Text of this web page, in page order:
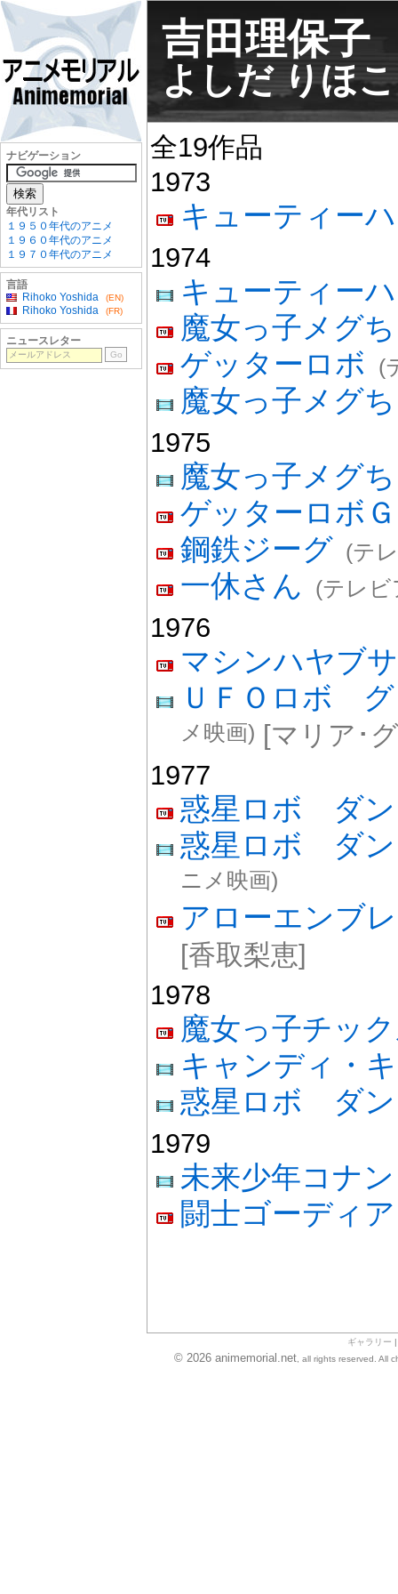
吉田理保子
よしだ りほこ
全19作品
1973
キューティー
1974
キューティー
魔女っ子メグ
ゲッターロボ
(
魔女っ子メグ
1975
魔女っ子メグ
ゲッターロボＧ
鋼鉄ジーグ (テ
一休さん (テレ
1976
マシンハヤブサ
ＵＦＯロボ
メ映画) [マリア･
1977
惑星ロボ ダン
惑星ロボ ダン
ニメ映画)
アローエンブ
[香取梨恵]
1978
魔女っ子チッ
キャンディ・
惑星ロボ ダ
1979
未来少年コナン
闘士ゴーディ
ギャラリー
ナビゲーション
年代リスト
１９５０年代のアニメ
１９６０年代のアニメ
１９７０年代のアニメ
言語
Rihoko Yoshida
(EN)
Rihoko Yoshida (FR)
ニュースレター
© 2026 animemorial.net, all rights reserved. All